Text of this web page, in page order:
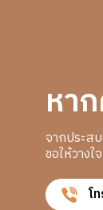
หา
จากประส
ขอให้วาง
โ